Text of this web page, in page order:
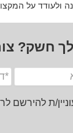
ולעודד על
חשק?
ת להירשם